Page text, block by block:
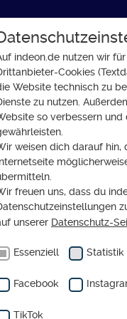
homosexueller Paare
indeon.de nutzen wir
Cookies
Website technisch zu
zu nutzen.
so verbessern
weisen dich darauf hin,
freuen uns, dass du
unserer Datenschutz-
Essenziell Statistik
Facebook
TikTok